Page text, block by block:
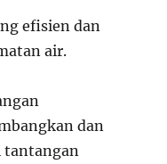
efisien dan
air.
dan
tantangan